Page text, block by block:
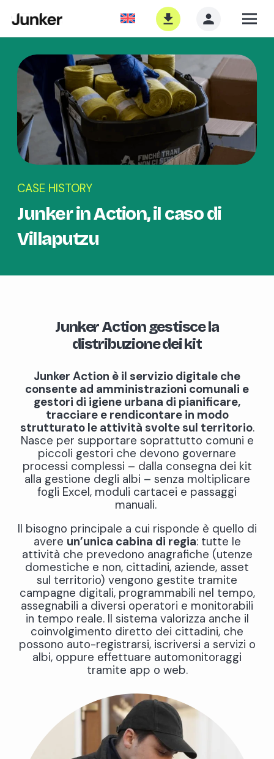
CASE HISTORY
Junker in Action, il caso di
Villaputzu
Junker Action gestisce la
distribuzione dei kit
Junker Action è il servizio digitale che
consente ad amministrazioni comunali e
gestori di igiene urbana di pianificare,
tracciare e rendicontare in modo
strutturato le attività svolte sul territorio.
Nasce per supportare soprattutto comuni e
piccoli gestori che devono governare
processi complessi – dalla consegna dei kit
alla gestione degli albi – senza moltiplicare
fogli Excel, moduli cartacei e passaggi
manuali.
Il bisogno principale a cui risponde è quello di
avere un’unica cabina di regia: tutte le
attività che prevedono anagrafiche (utenze
domestiche e non, cittadini, aziende, asset
sul territorio) vengono gestite tramite
campagne digitali, programmabili nel tempo,
assegnabili a diversi operatori e monitorabili
in tempo reale. Il sistema valorizza anche il
coinvolgimento diretto dei cittadini, che
possono auto-registrarsi, iscriversi a servizi o
albi, oppure effettuare automonitoraggi
tramite app o web.